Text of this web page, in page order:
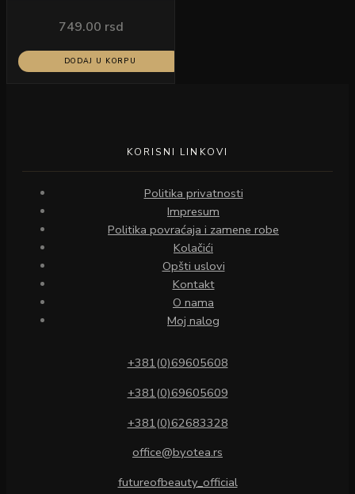
749.00 rsd
DODAJ U KORPU
KORISNI LINKOVI
Politika privatnosti
Impresum
Politika povraćaja i zamene robe
Kolačići
Opšti uslovi
Kontakt
O nama
Moj nalog
+381(0)69605608
+381(0)69605609
+381(0)62683328
office@byotea.rs
futureofbeauty_official